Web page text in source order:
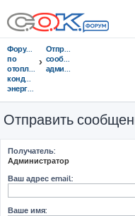
Форумы
по
отоплению,
кондиционированию,
энергосбережению
Отправить
сообщение
администрации
Отправить
Получатель:
Администратор
Ваш адрес email:
Ваше имя: